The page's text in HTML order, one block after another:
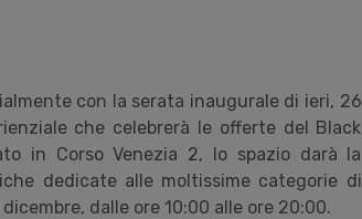
con la serata inaugurale di ieri, 26
che celebrerà le offerte del Black
in Corso Venezia 2, lo spazio darà la
dedicate alle moltissime categorie di
dalle ore 10:00 alle ore 20:00.